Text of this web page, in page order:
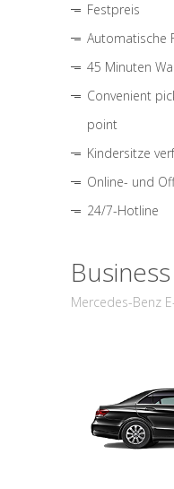
Festpreis
Automatische
45 Minuten
Convenient
point
Kindersitze
Online- und
24/7-Hotline
Mercedes-Benz